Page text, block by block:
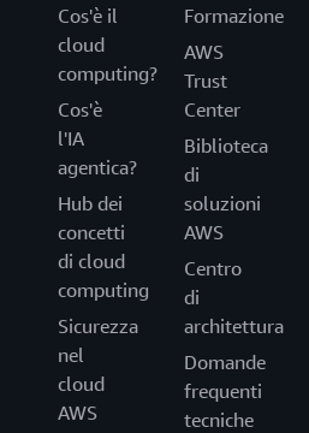
Cos'è il
cloud
computing?
Cos'è
l'IA
agentica?
Hub dei
concetti
di cloud
computing
Sicurezza
nel
cloud
AWS
Formazione
AWS
Trust
Center
Biblioteca
di
soluzioni
AWS
Centro
di
architettura
Domande
frequenti
tecniche